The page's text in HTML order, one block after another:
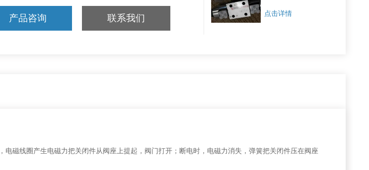
产品咨询 联系我们 点击详情
电磁线圈产生电磁力把关闭件从阀座上提起，阀门打开；断电时，电磁力消失，弹簧把关闭件压在阀座